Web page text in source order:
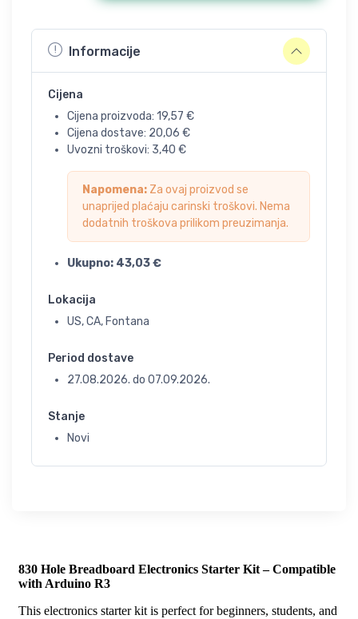
Informacije
Cijena
Cijena proizvoda: 19,57 €
Cijena dostave: 20,06 €
Uvozni troškovi: 3,40 €
Napomena: Za ovaj proizvod se
unaprijed plaćaju carinski troškovi. Nema
dodatnih troškova prilikom preuzimanja.
Ukupno: 43,03€
Lokacija
US, CA, Fontana
Period dostave
27.08.2026. do 07.09.2026.
Stanje
Novi